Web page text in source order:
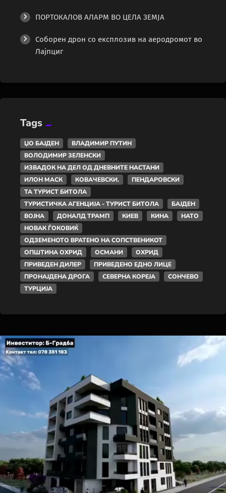
ПОРТОКАЛОВ АЛАРМ ВО ЦЕЛА ЗЕМЈА
Соборен дрон со експлозив на аеродромот во
Лајпциг
Tags
ЏО БАЈДЕН
ВЛАДИМИР ПУТИН
ВОЛОДИМИР ЗЕЛЕНСКИ
ИЗВАДОК НА ДЕЛ ОД ДНЕВНИТЕ НАСТАНИ
ИЛОН МАСК
КОВАЧЕВСКИ.
ПЕНДАРОВСКИ
ТА ТУРИСТ БИТОЛА
ТУРИСТИЧКА АГЕНЦИЈА - ТУРИСТ БИТОЛА
БАЈДЕН
ВОЈНА
ДОНАЛД ТРАМП КИЕВ КИНА
НАТО
НОВАК ЃОКОВИЌ
ОДЗЕМЕНОТО ВРАТЕНО НА СОПСТВЕНИКОТ
ОПШТИНА ОХРИД
ОСМАНИ
ОХРИД
ПРИВЕДЕН ДИЛЕР
ПРИВЕДЕНО ЕДНО ЛИЦЕ
ПРОНАЈДЕНА ДРОГА
СЕВЕРНА КОРЕЈА
СОНЧЕВО
ТУРЦИЈА